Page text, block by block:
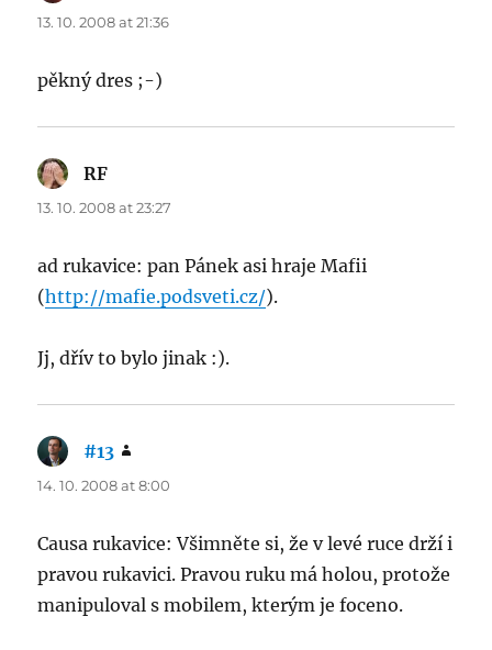
13. 10. 2008 at 21:36
pěkný dres ;-)
RF
13. 10. 2008 at 23:27
ad rukavice: pan Pánek asi hraje Mafii
(http://mafie.podsveti.cz/).
Jj, dřív to bylo jinak :).
#13
14. 10. 2008 at 8:00
Causa rukavice: Všimněte si, že v levé ruce drží i
pravou rukavici. Pravou ruku má holou, protože
manipuloval s mobilem, kterým je foceno.